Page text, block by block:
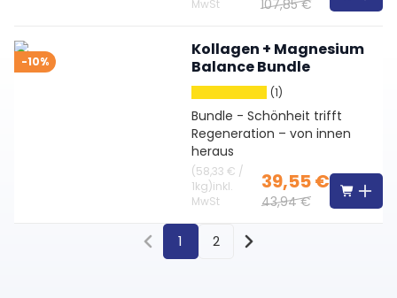
MwSt
107,85 €
-10%
Kollagen + Magnesium
Balance Bundle
(1)
Bundle - Schönheit trifft
Regeneration – von innen
heraus
(58,33 € /
1kg)inkl.
MwSt
39,55 €
43,94 €
1 2